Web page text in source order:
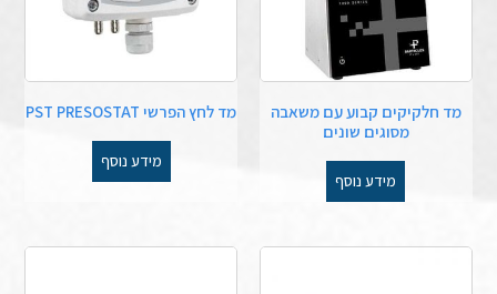
מד חלקיקים קבוע עם משאבה
מסוגים שונים
מידע נוסף
מד לחץ הפרשי PST PRESOSTAT
מידע נוסף